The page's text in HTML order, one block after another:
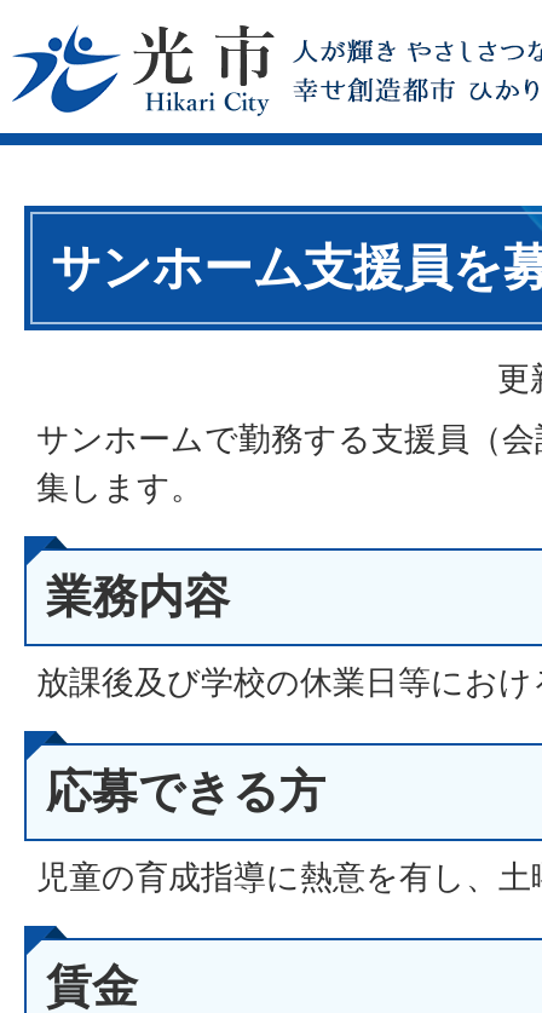
サンホーム支援員を
更
サンホームで勤務する支援員（
集します。
業務内容
放課後及び学校の休業日等にお
応募できる方
児童の育成指導に熱意を有し、
賃金